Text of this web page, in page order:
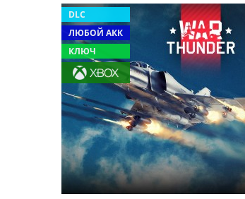
DLC
ЛЮБОЙ АКК
КЛЮЧ